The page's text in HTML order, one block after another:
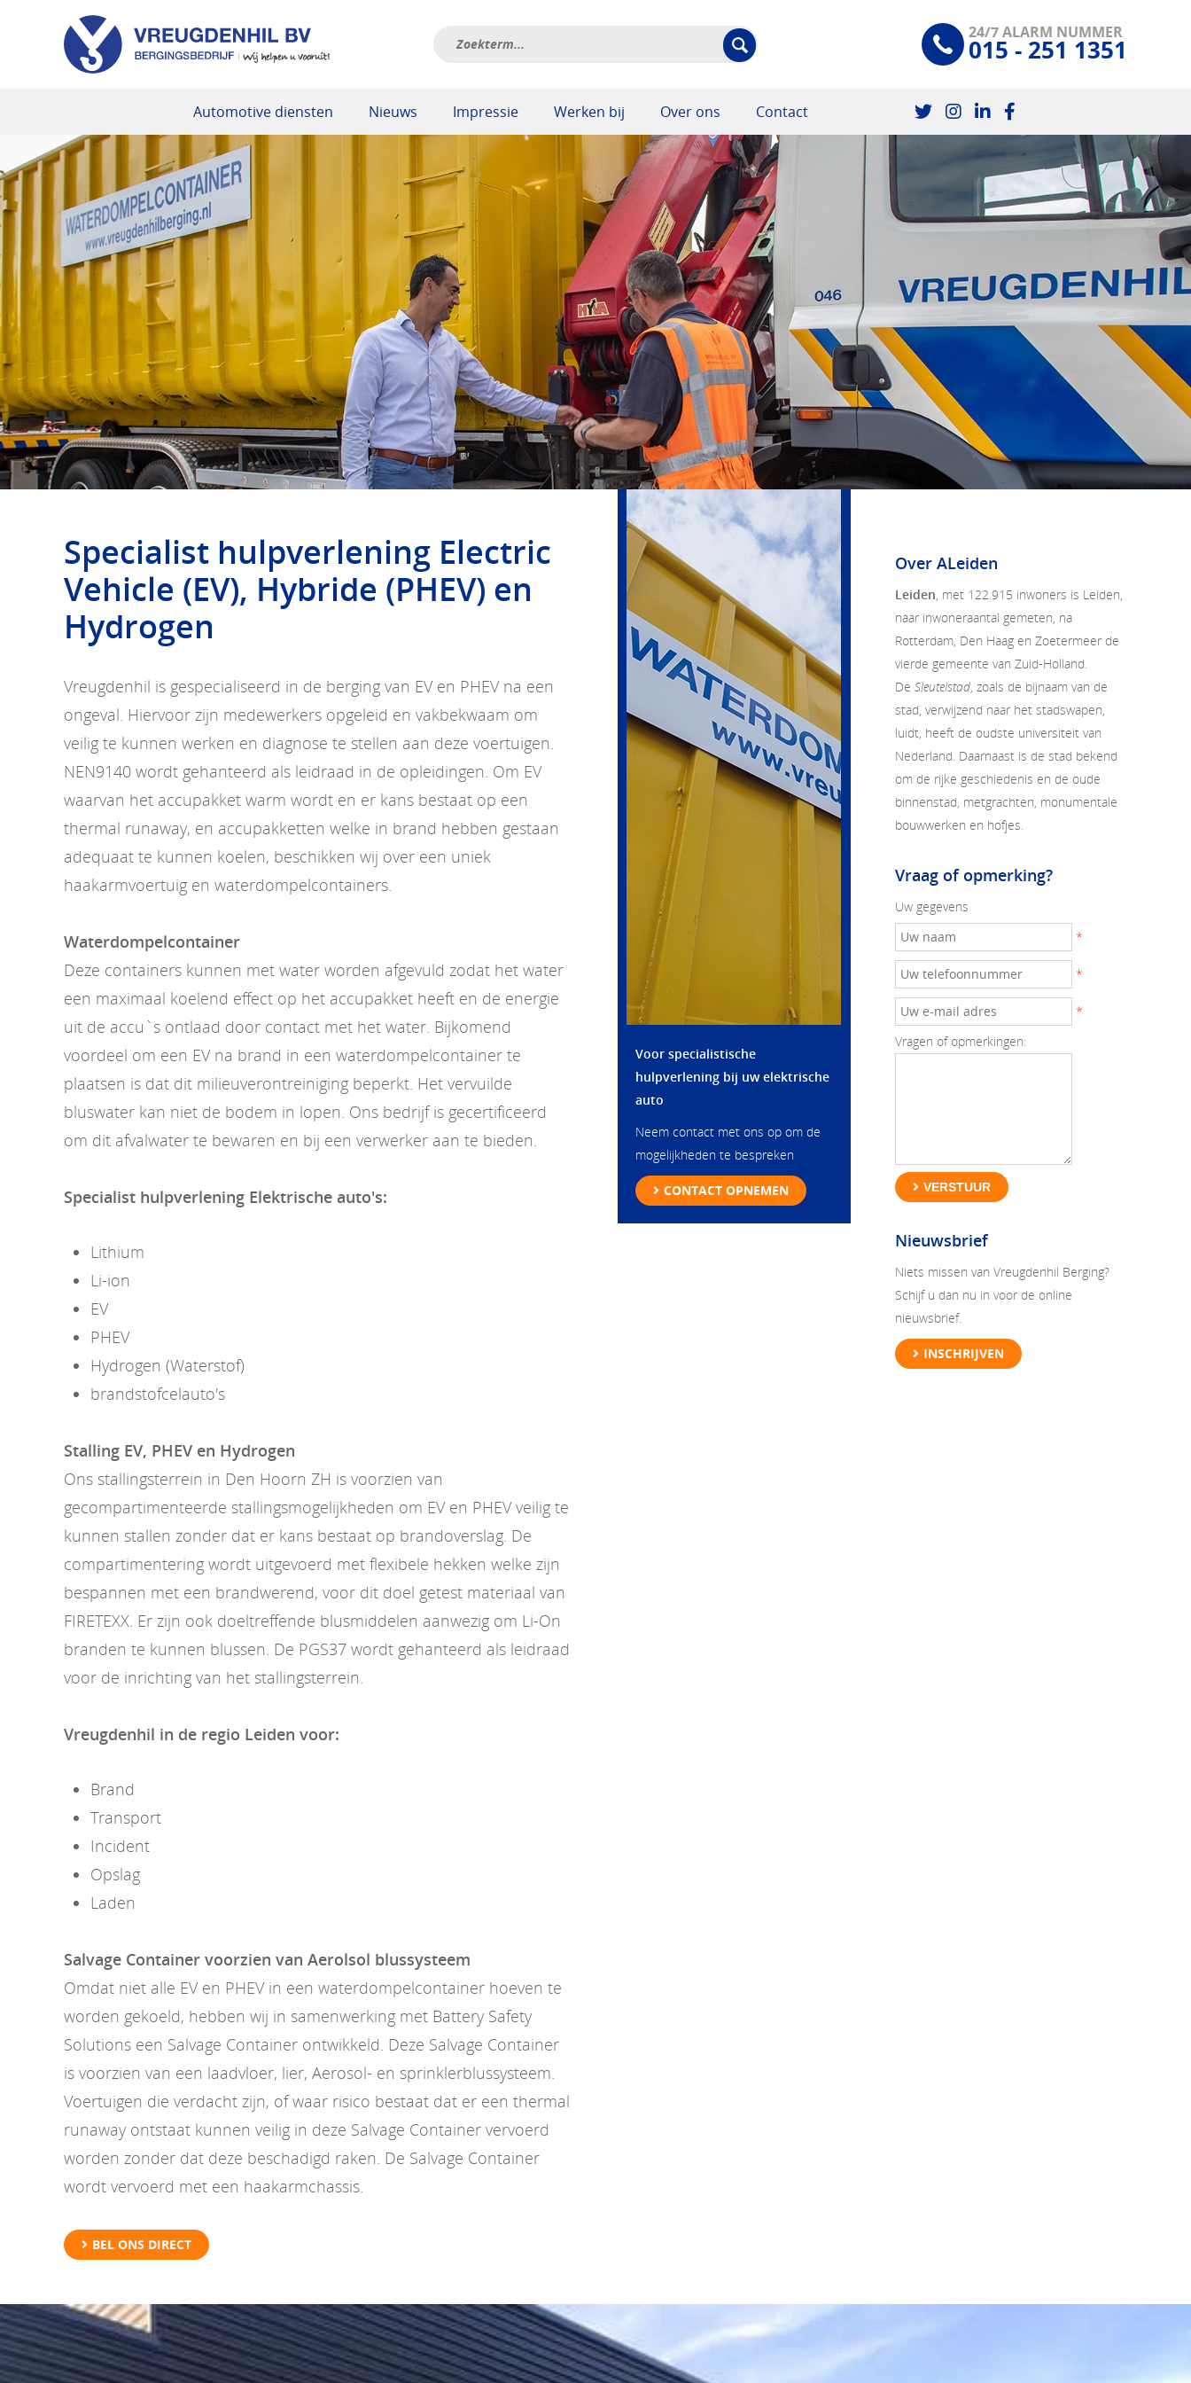
24/7 ALARM NUMMER
015 - 251 1351
Automotive diensten Nieuws Impressie Werken bij Over ons Contact
Specialist hulpverlening Electric
Vehicle (EV), Hybride (PHEV) en
Hydrogen
Vreugdenhil is gespecialiseerd in de berging van EV en PHEV na een
ongeval. Hiervoor zijn medewerkers opgeleid en vakbekwaam om
veilig te kunnen werken en diagnose te stellen aan deze voertuigen.
NEN9140 wordt gehanteerd als leidraad in de opleidingen. Om EV
waarvan het accupakket warm wordt en er kans bestaat op een
thermal runaway, en accupakketten welke in brand hebben gestaan
adequaat te kunnen koelen, beschikken wij over een uniek
haakarmvoertuig en waterdompelcontainers.
Waterdompelcontainer
Deze containers kunnen met water worden afgevuld zodat het water
een maximaal koelend effect op het accupakket heeft en de energie
uit de accu`s ontlaad door contact met het water. Bijkomend
voordeel om een EV na brand in een waterdompelcontainer te
plaatsen is dat dit milieuverontreiniging beperkt. Het vervuilde
bluswater kan niet de bodem in lopen. Ons bedrijf is gecertificeerd
om dit afvalwater te bewaren en bij een verwerker aan te bieden.
Specialist hulpverlening Elektrische auto's:
Lithium
Li-ion
EV
PHEV
Hydrogen (Waterstof)
brandstofcelauto's
Stalling EV, PHEV en Hydrogen
Ons stallingsterrein in Den Hoorn ZH is voorzien van
gecompartimenteerde stallingsmogelijkheden om EV en PHEV veilig te
kunnen stallen zonder dat er kans bestaat op brandoverslag. De
compartimentering wordt uitgevoerd met flexibele hekken welke zijn
bespannen met een brandwerend, voor dit doel getest materiaal van
FIRETEXX. Er zijn ook doeltreffende blusmiddelen aanwezig om Li-On
branden te kunnen blussen. De PGS37 wordt gehanteerd als leidraad
voor de inrichting van het stallingsterrein.
Vreugdenhil in de regio Leiden voor:
Brand
Transport
Incident
Opslag
Laden
Salvage Container voorzien van Aerolsol blussysteem
Omdat niet alle EV en PHEV in een waterdompelcontainer hoeven te
worden gekoeld, hebben wij in samenwerking met Battery Safety
Solutions een Salvage Container ontwikkeld. Deze Salvage Container
is voorzien van een laadvloer, lier, Aerosol- en sprinklerblussysteem.
Voertuigen die verdacht zijn, of waar risico bestaat dat er een thermal
runaway ontstaat kunnen veilig in deze Salvage Container vervoerd
worden zonder dat deze beschadigd raken. De Salvage Container
wordt vervoerd met een haakarmchassis.
BEL ONS DIRECT
Voor specialistische
hulpverlening bij uw elektrische
auto
Neem contact met ons op om de
mogelijkheden te bespreken
CONTACT OPNEMEN
Over ALeiden
Leiden, met 122.915 inwoners is Leiden,
naar inwoneraantal gemeten, na
Rotterdam, Den Haag en Zoetermeer de
vierde gemeente van Zuid-Holland.
De Sleutelstad, zoals de bijnaam van de
stad, verwijzend naar het stadswapen,
luidt, heeft de oudste universiteit van
Nederland. Daarnaast is de stad bekend
om de rijke geschiedenis en de oude
binnenstad, metgrachten, monumentale
bouwwerken en hofjes.
Vraag of opmerking?
Uw gegevens
*
*
*
Vragen of opmerkingen:
VERSTUUR
Nieuwsbrief
Niets missen van Vreugdenhil Berging?
Schijf u dan nu in voor de online
nieuwsbrief.
INSCHRIJVEN